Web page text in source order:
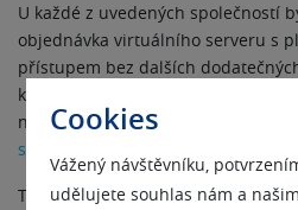
Cookies
Vážený návštěvníku,
udělujete souhlas nám a
U každé z uvedených společností
objednávka virtuálního serveru s
přístupem bez dalších
komparace výsledků byly zvoleny
naleznete včetně metodiky
s výsledky srovnání výkonu
Testování bylo rozděleno do 4